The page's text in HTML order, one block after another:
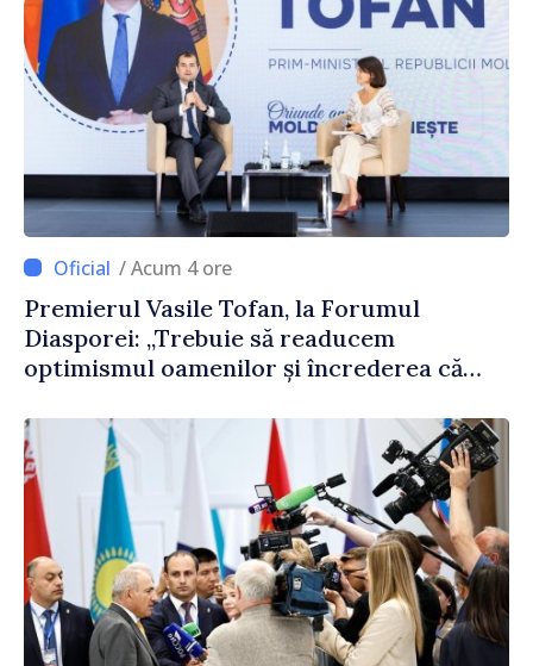
/ Acum 4 ore
Premierul Vasile Tofan, la Forumul
Diasporei: „Trebuie să readucem
optimismul oamenilor și încrederea că
corectă”